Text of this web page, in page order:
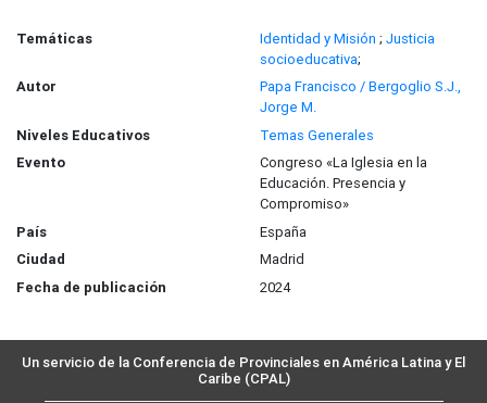
Temáticas Identidad y Misión ; Justicia
socioeducativa;
Autor
Papa Francisco / Bergoglio S.J.,
Jorge M.
Niveles Educativos
Temas Generales
Evento
Congreso «La Iglesia en la
Educación. Presencia y
Compromiso»
País
España
Ciudad
Madrid
Fecha de publicación
2024
Un servicio de la Conferencia de Provinciales en América Latina y El
Caribe (CPAL)